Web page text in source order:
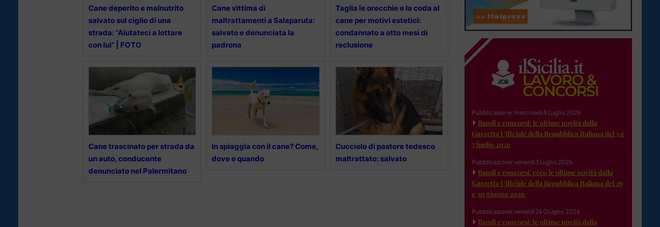
Cane deperito e malnutrito
salvato sul ciglio di una
strada: “Aiutateci a lottare
con lui” | FOTO
Cane vittima di
maltrattamenti a Salaparuta:
salvato e denunciata la
padrona
Taglia le orecchie e la coda al
cane per motivi estetici:
condannato a otto mesi di
reclusione
Cane trascinato per strada da
un auto, conducente
denunciato nel Palermitano
In spiaggia con il cane? Come,
dove e quando
Cucciolo di pastore tedesco
maltrattato: salvato
Pubblicazione: mercoledì 8 Luglio 2026
Bandi e concorsi: le ultime novità dalla
Gazzetta Ufficiale della Repubblica Italiana del 3 e
7 luglio 2026
Pubblicazione: venerdì 3 Luglio 2026
Bandi e concorsi: ecco le ultime novità dalla
Gazzetta Ufficiale della Repubblica Italiana del 26
e 30 giugno 2026
Pubblicazione: venerdì 26 Giugno 2026
Bandi e concorsi: le ultime novità dalla